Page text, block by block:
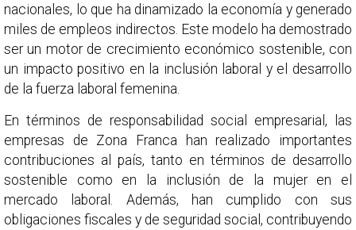
nacionales, lo que ha dinamizado la economía y generado
miles de empleos indirectos. Este modelo ha demostrado
ser un motor de crecimiento económico sostenible, con
un impacto positivo en la inclusión laboral y el desarrollo
de la fuerza laboral femenina.
En términos de responsabilidad social empresarial, las
empresas de Zona Franca han realizado importantes
contribuciones al país, tanto en términos de desarrollo
sostenible como en la inclusión de la mujer en el
mercado laboral. Además, han cumplido con sus
obligaciones fiscales y de seguridad social, contribuyendo